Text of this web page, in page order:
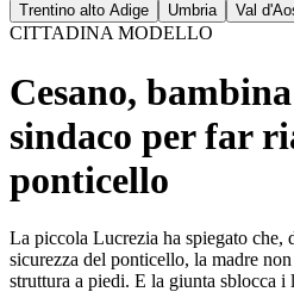
Trentino alto Adige
Umbria Val
CITTADINA MODELLO
Cesano,
sindaco per far
ponticello
La piccola Lucrezia ha spiegato che,
sicurezza del ponticello, la madre
struttura a piedi. E la giunta sblocca